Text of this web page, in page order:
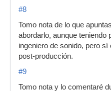
#8
Tomo nota de lo que
abordarlo, aunque teniendo
ingeniero de sonido, pero
post-producción.
#9
Tomo nota y lo comentaré